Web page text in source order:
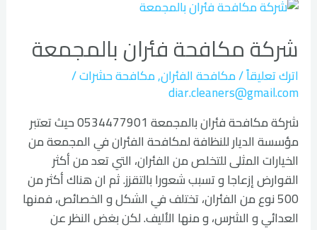
شركة مكافحة فئران بالمجمعة
اترك تعليقاً/مكافحة الفئران,مكافحة حشرات/
diar.cleaners@gmail.com
شركة مكافحة فئران بالمجمعة 0534477901 حيث تعتبر
مؤسسة الديار للنظافة لمكافحة الفئران في المجمعة من
الخيارات المثلى للتخلص من الفئران، التي تعد من أكثر
القوارض إزعاجا و تسبب شعورا بالتقزز. ثم ان هناك أكثر من
500 نوع من الفئران، تختلف في الشكل و الخصائص، فمنها
العدائي و الشرس، و منها الأليف. لكن بغض النظر عن
شركة
فئران
بالمجمعة